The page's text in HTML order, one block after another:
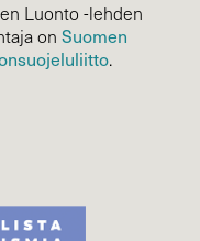
Luonto -lehden
on Suomen
.